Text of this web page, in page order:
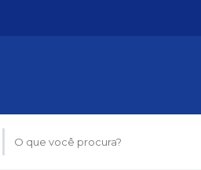
O que você procura?